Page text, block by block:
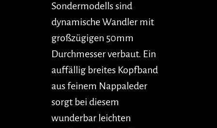
Sondermodells sind
dynamische Wandler mit
großzügigen 50mm
Durchmesser verbaut. Ein
auffällig breites Kopfband
aus feinem Nappaleder
sorgt bei diesem
wunderbar leichten